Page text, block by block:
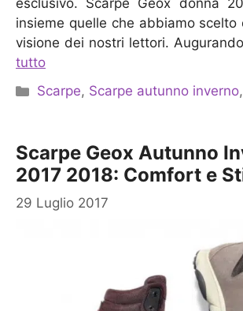
insieme quelle che abbiamo scelto
visione dei nostri lettori.
tutto
Categorie
Scarpe, Scarpe autunno inverno,
Scarpe Geox Autunno
2017 2018: Comfort e
29 Luglio 2017